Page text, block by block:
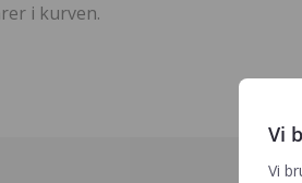
i kurven.
Vi
Vi